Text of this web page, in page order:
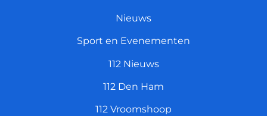
Nieuws
Sport en Evenementen
112 Nieuws
112 Den Ham
112 Vroomshoop